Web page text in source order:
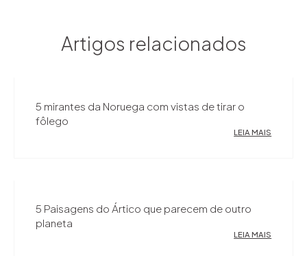
Artigos relacionados
5 mirantes da Noruega com vistas de tirar o
fôlego
LEIA MAIS
5 Paisagens do Ártico que parecem de outro
planeta
LEIA MAIS